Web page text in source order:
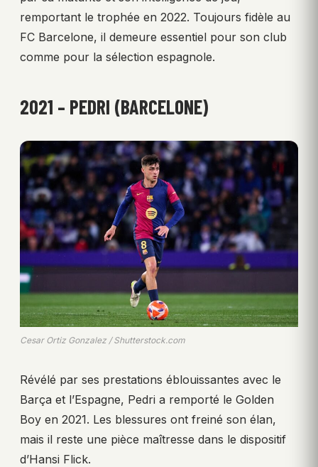
remportant le trophée en 2022. Toujours fidèle au
FC Barcelone, il demeure essentiel pour son club
comme pour la sélection espagnole.
2021 – PEDRI (BARCELONE)
Cesar Ortiz Gonzalez / Shutterstock.com
Révélé par ses prestations éblouissantes avec le
Barça et l’Espagne, Pedri a remporté le Golden
Boy en 2021. Les blessures ont freiné son élan,
mais il reste une pièce maîtresse dans le dispositif
d’Hansi Flick.